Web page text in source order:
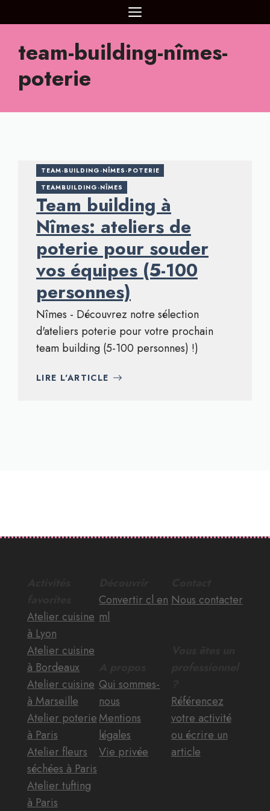
au
MENU
team-building-nîmes-
poterie
TEAM-BUILDING-NÎMES-POTERIE
TEAMBUILDING-NÎMES
Team building à
Nîmes: ateliers de
poterie pour souder
vos équipes (5-100
personnes)
Nîmes - Découvrez notre sélection
d'ateliers poterie pour votre prochain
team building (5-100 personnes) !)
LIRE L'ARTICLE
Atelier cuisine
à Lyon
Atelier cuisine
à Bordeaux
Atelier cuisine
à Marseille
Atelier poterie
à Paris
Atelier fleurs
séchées à Paris
Atelier tufting
à Paris
Convertir cl en
ml
Qui sommes-
nous
Mentions
légales
Vie privée
Nous contacter
Référencez
votre activité
ou écrire un
article